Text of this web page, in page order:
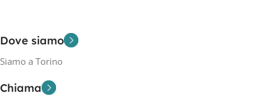
Dove siamo
Siamo a Torino
Chiama